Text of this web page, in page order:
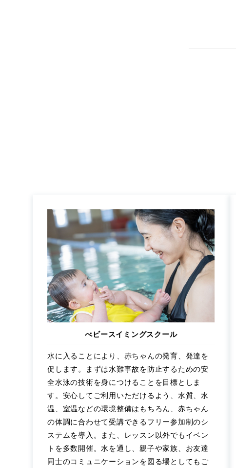
べビースイミングスクール
水に入ることにより、赤ちゃんの発育、発達を
促します。まずは水難事故を防止するための安
全水泳の技術を身につけることを目標としま
す。安心してご利用いただけるよう、水質、水
温、室温などの環境整備はもちろん、赤ちゃん
の体調に合わせて受講できるフリー参加制のシ
ステムを導入。また、レッスン以外でもイベン
トを多数開催。水を通し、親子や家族、お友達
同士のコミュニケーションを図る場としてもご